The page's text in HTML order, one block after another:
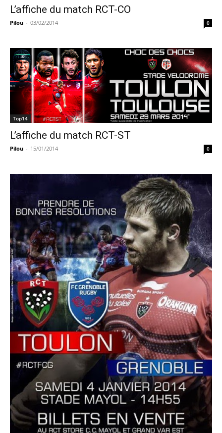
L’affiche du match RCT-CO
Pilou - 03/02/2014 0
Top14
L’affiche du match RCT-ST
Pilou - 15/01/2014 0